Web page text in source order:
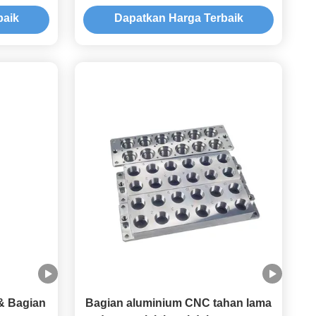
Dapatkan Harga Terbaik
Bagian
Bagian aluminium CNC tahan lama